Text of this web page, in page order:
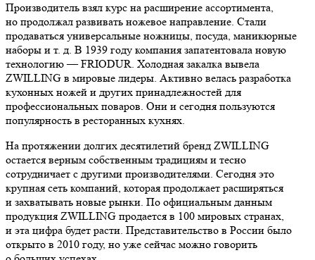
Производитель взял курс на расширение ассортимента,
но продолжал развивать ножевое направление. Стали
продаваться универсальные ножницы, посуда, маникюрные
наборы и т. д. В 1939 году компания запатентовала новую
технологию — FRIODUR. Холодная закалка вывела
ZWILLING в мировые лидеры. Активно велась разработка
кухонных ножей и других принадлежностей для
профессиональных поваров. Они и сегодня пользуются
популярность в ресторанных кухнях.
На протяжении долгих десятилетий бренд ZWILLING
остается верным собственным традициям и тесно
сотрудничает с другими производителями. Сегодня это
крупная сеть компаний, которая продолжает расширяться
и захватывать новые рынки. По официальным данным
продукция ZWILLING продается в 100 мировых странах,
и эта цифра будет расти. Представительство в России было
открыто в 2010 году, но уже сейчас можно говорить